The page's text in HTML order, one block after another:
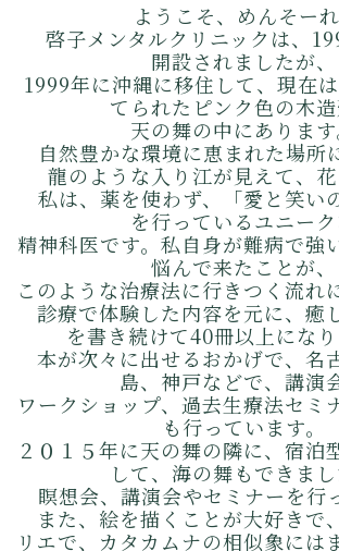
ようこそ、めんそーれ
啓子メンタルクリニックは、
開設されましたが、
1999年に沖縄に移住して、現在
てられたピンク色の木
天の舞の中にあります
自然豊かな環境に恵まれた場所
龍のような入り江が見えて、花
私は、薬を使わず、「愛と笑い
を行っているユニー
精神科医です。私自身が難病で強
悩んで来たことが、
このような治療法に行きつく流れ
診療で体験した内容を元に、癒
を書き続けて40冊以上になり
本が次々に出せるおかげで、名
島、神戸などで、講演会
ワークショップ、過去生療法セミ
も行っています。
２０１５年に天の舞の隣に、宿泊
して、海の舞もできまし
瞑想会、講演会やセミナーを行
また、絵を描くことが大好きで
リエで、カタカムナの相似象には